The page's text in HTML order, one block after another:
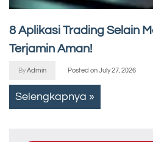
8 Aplikasi Trading Selain
Terjamin Aman!
ByAdmin Posted onJuly 27, 2026
Selengkapnya »